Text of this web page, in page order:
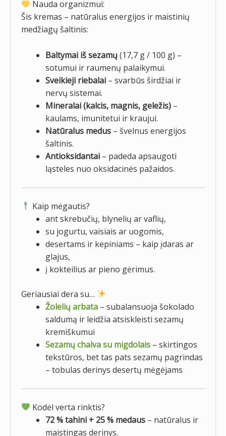
Nauda organizmui:
Šis kremas – natūralus energijos ir maistinių
medžiagų šaltinis:
Baltymai iš sezamų (17,7 g / 100 g) –
sotumui ir raumenų palaikymui.
Sveikieji riebalai– svarbūs širdžiai ir
nervų sistemai.
Mineralai (kalcis, magnis, geležis)–
kaulams, imunitetui ir kraujui.
Natūralus medus– švelnus energijos
šaltinis.
Antioksidantai– padeda apsaugoti
ląsteles nuo oksidacinės pažaidos.
Kaip mėgautis?
ant skrebučių, blynelių ar vaflių,
su jogurtu, vaisiais ar uogomis,
desertams ir kepiniams – kaip įdaras ar
glajus,
į kokteilius ar pieno gėrimus.
Geriausiai dera su…
Žolelių arbata– subalansuoja šokolado
saldumą ir leidžia atsiskleisti sezamų
kremiškumui
Sezamų chalva su migdolais – skirtingos
tekstūros, bet tas pats sezamų pagrindas
– tobulas derinys desertų mėgėjams
Kodėl verta rinktis?
72 % tahini + 25 % medaus– natūralus ir
maistingas derinys.